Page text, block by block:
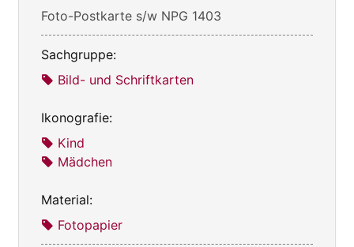
Foto-Postkarte s/w NPG 1403
Sachgruppe:
Bild- und Schriftkarten
Ikonografie:
Kind
Mädchen
Material:
Fotopapier